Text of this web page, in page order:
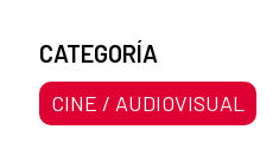
CATEGORÍA
CINE / AUDIOVISUAL